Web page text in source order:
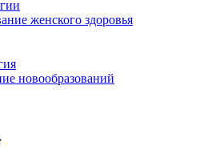
женского здоровья
новообразований